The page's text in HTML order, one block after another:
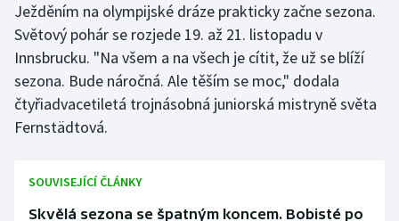
Ježděním na olympijské dráze prakticky začne sezona.
Světový pohár se rozjede 19. až 21. listopadu v
Innsbrucku. "Na všem a na všech je cítit, že už se blíží
sezona. Bude náročná. Ale těším se moc," dodala
čtyřiadvacetiletá trojnásobná juniorská mistryně světa
Fernstädtová.
SOUVISEJÍCÍ ČLÁNKY
Skvělá sezona se špatným koncem. Bobisté po